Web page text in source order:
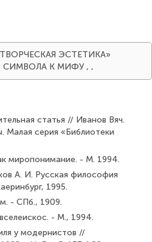
ЭСТЕТИКА»
СИМВОЛА К МИФУ , ,
статья // Иванов Вяч.
Малая серия «Библиотеки
миропонимание. - М. 1994.
А. И. Русская философия
1995.
- СПб., 1909.
- М., 1994.
у модернистов //